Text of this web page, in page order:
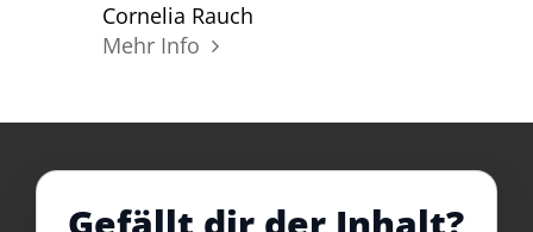
Cornelia Rauch
Mehr Info